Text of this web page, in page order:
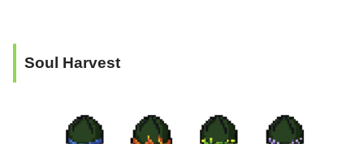
Soul Harvest